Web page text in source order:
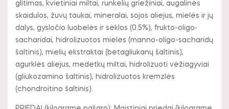
glitimas, kvietiniai miltai, runkelių griežiniai, augalinės
skaidulos, žuvų taukai, mineralai, sojos aliejus, mielės ir jų
dalys, gysločio luobelės ir sėklos (0.5%), frukto-oligo-
sacharidai, hidrolizuotos mielės (manno-oligo-sacharidų
šaltinis), mielių ekstraktai (betagliukanų šaltinis),
agurklės aliejus, medetkų miltai, hidrolizuoti vėžiagyviai
(gliukozamino šaltinis), hidrolizuotos kremzlės
(chondroitino šaltinis).